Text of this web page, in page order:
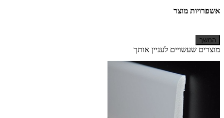
אשפרויות מוצר
המשך
מוצרים שעשויים לעניין אותך